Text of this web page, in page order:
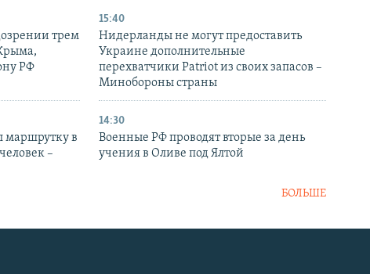
трем
РФ
15:40
Нидерланды не могут предоставить
Украине дополнительные
перехватчики Patriot из своих запасов –
Минобороны страны
маршрутку в
–
14:30
Военные РФ проводят вторые за день
учения в Оливе под Ялтой
БОЛЬШЕ